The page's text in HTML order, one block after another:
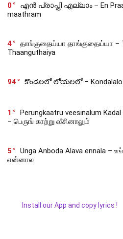
0
എൻ പ്രാപ്തി എല്ലാം – En
maathram
4
தாங்குதைய்யா தாங்குதைய்யா –
Thaanguthaiya
94 కొండలలో లోయలలో – Kondalalo
1
Perungkaatru veesinalum
– பெருங் காற்று வீசினாலும்
5
Unga Anboda Alava ennala
என்னால
Install our App and copy lyrics !